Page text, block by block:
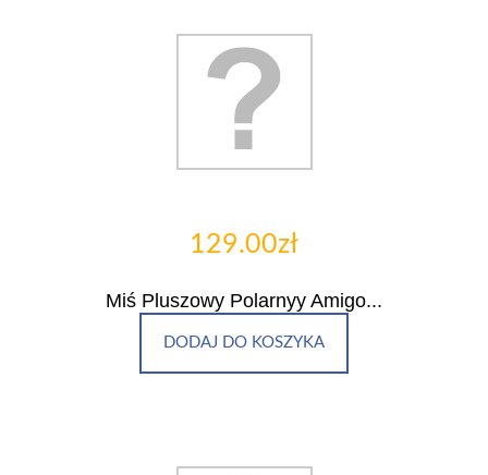
129.00zł
Miś Pluszowy Polarnyy Amigo...
DODAJ DO KOSZYKA